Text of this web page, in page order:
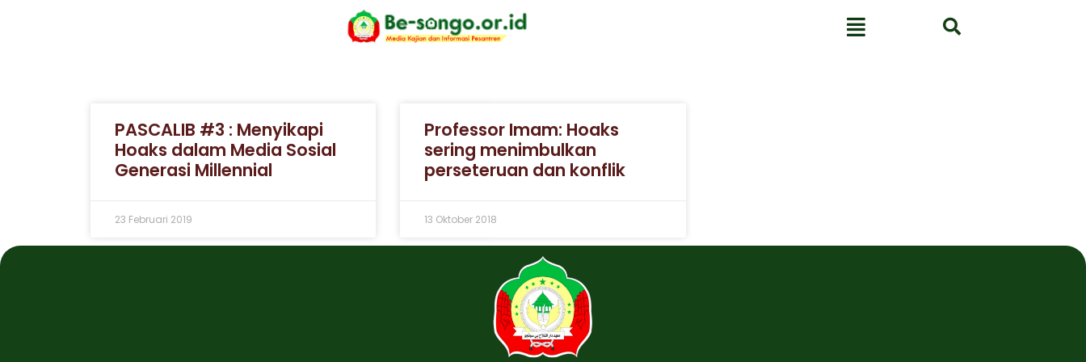
PASCALIB #3 : Menyikapi
Hoaks dalam Media Sosial
Generasi Millennial
23 Februari 2019
Professor Imam: Hoaks
sering menimbulkan
perseteruan dan konflik
13 Oktober 2018